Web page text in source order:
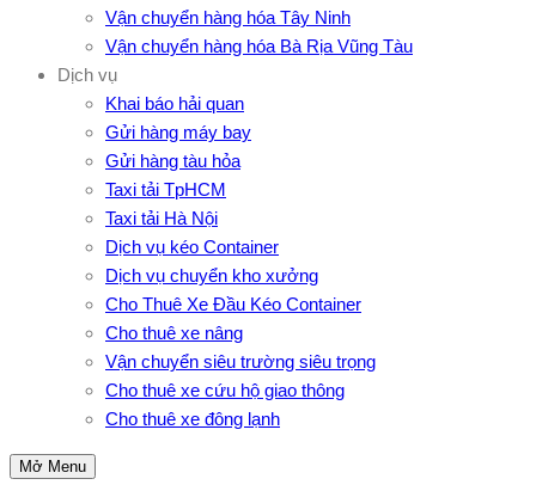
Vận chuyển hàng hóa Tây Ninh
Vận chuyển hàng hóa Bà Rịa Vũng Tàu
Dịch vụ
Khai báo hải quan
Gửi hàng máy bay
Gửi hàng tàu hỏa
Taxi tải TpHCM
Taxi tải Hà Nội
Dịch vụ kéo Container
Dịch vụ chuyển kho xưởng
Cho Thuê Xe Đầu Kéo Container
Cho thuê xe nâng
Vận chuyển siêu trường siêu trọng
Cho thuê xe cứu hộ giao thông
Cho thuê xe đông lạnh
Mở Menu